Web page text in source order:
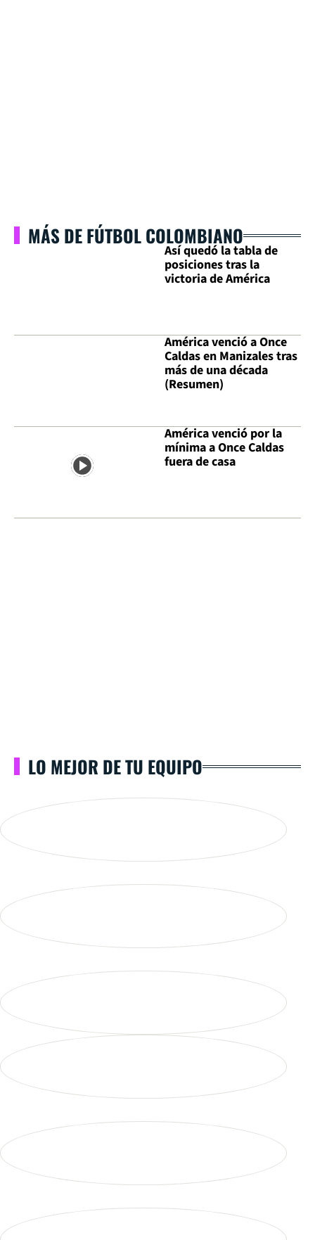
MÁS DE FÚTBOL COLOMBIANO
Así quedó la tabla de
posiciones tras la
victoria de América
América venció a Once
Caldas en Manizales tras
más de una década
(Resumen)
América venció por la
mínima a Once Caldas
fuera de casa
LO MEJOR DE TU EQUIPO